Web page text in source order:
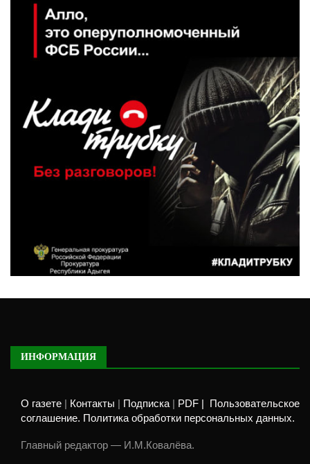
ИНФОРМАЦИЯ
О газете Контакты Подписка PDF |
Пользовательское
соглашение. Политика обработки персональных данных.
Главный редактор — И.М.Ковалёва.